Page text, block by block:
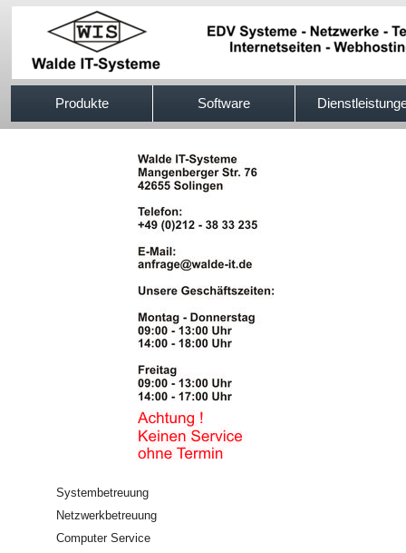
Produkte Software
Systembetreuung
Netzwerkbetreuung
Computer Service